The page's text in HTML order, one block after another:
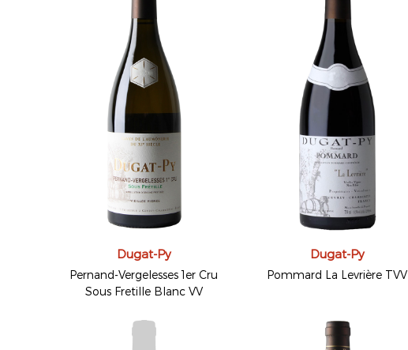
Dugat-Py
Pernand-Vergelesses 1er Cru
Sous Fretille Blanc VV
Dugat-Py
Pommard La Levrière TVV